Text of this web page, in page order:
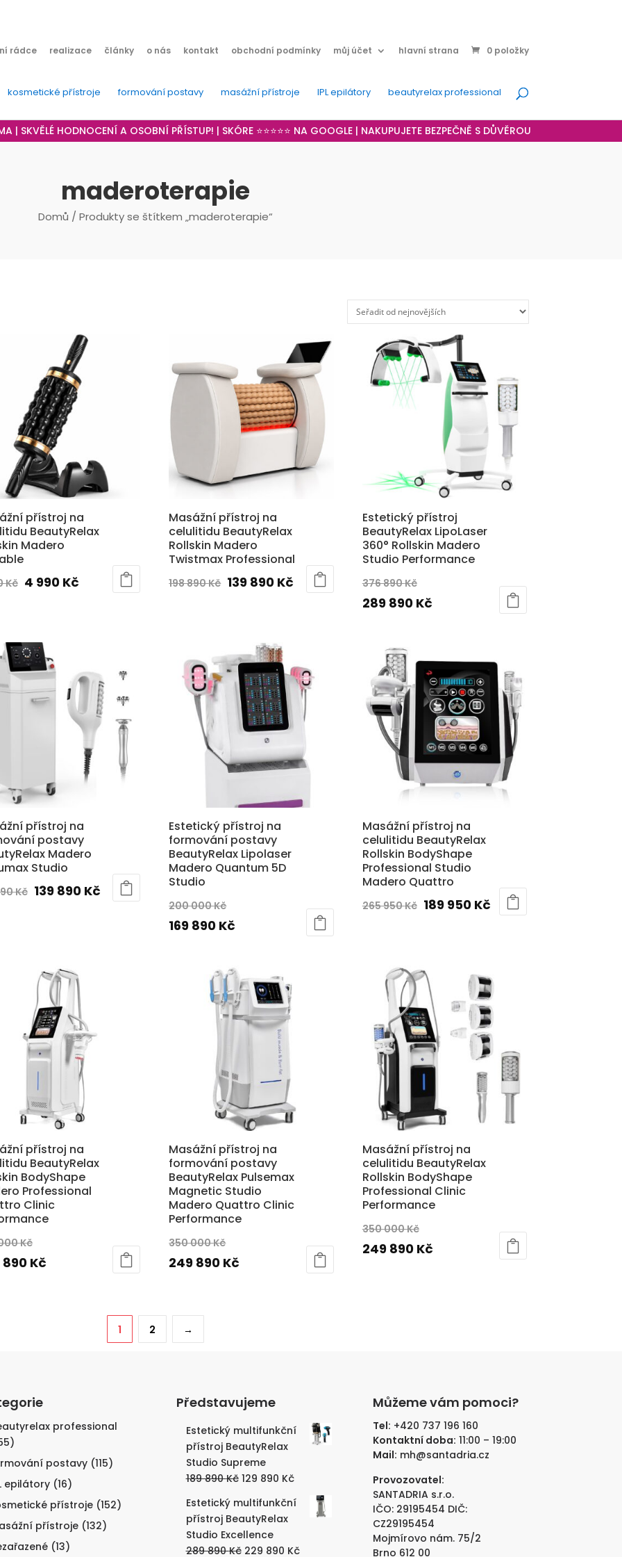
rádce realizace články o nás kontakt obchodní podmínky můj účet hlavní strana 0 položky
kosmetické přístroje formování postavy masážní přístroje IPL epilátory beautyrelax professional
| SKVĚLÉ HODNOCENÍ A OSOBNÍ PŘÍSTUP! | SKÓRE ⭐⭐⭐⭐⭐ NA GOOGLE | NAKUPUJETE BEZPEČNĚ S DŮVĚROU
maderoterapie
Domů / Produkty se štítkem „maderoterapie“
přístroj na
BeautyRelax
Madero
Kč Původní
6
690 Kč.
4 990 KčAktuální
Masážní přístroj na
celulitidu BeautyRelax
Rollskin Madero
Twistmax Professional
198 890Kč Původní
890 Kč.
139 890 Kč Aktuální
890 Kč.
Estetický přístroj
BeautyRelax LipoLaser
360° Rollskin Madero
Studio Performance
376 890Kč
cena
890 Kč.
289 890 KčAktuální
289
890 Kč.
přístroj na
postavy
Madero
Studio
Kč Původní
890 Kč.
139 890 KčAktuální
Estetický přístroj na
formování postavy
BeautyRelax Lipolaser
Madero Quantum 5D
Studio
200 000Kč
cena
200
000 Kč.
169 890 Kč
je:
169
890 Kč.
Masážní přístroj na
celulitidu BeautyRelax
Rollskin BodyShape
Professional Studio
Madero Quattro
265 950Kč Původní
265
950 Kč.
189 950 KčAktuální
950 Kč.
přístroj na
BeautyRelax
BodyShape
Professional
Clinic
Kč
cena
890KčAktuální
Masážní přístroj na
formování postavy
BeautyRelax Pulsemax
Magnetic Studio
Madero Quattro Clinic
Performance
350 000Kč
cena
249 890 Kč
Masážní přístroj na
celulitidu BeautyRelax
Rollskin BodyShape
Professional Clinic
Performance
350 000Kč
cena
249 890 KčAktuální
1 2 →
professional
postavy (115)
epilátory (16)
přístroje (152)
přístroje (132)
(13)
Představujeme
Estetický multifunkční
přístroj BeautyRelax
Studio Supreme
189 890Kč Původní
byla:
189
890 Kč.
129 890 KčAktuální
cena
je:
Estetický multifunkční
přístroj BeautyRelax
Studio Excellence
289 890Kč Původní
229 890 KčAktuální
Můžeme vám pomoci?
Tel: +420 737 196 160
Kontaktní doba: 11:00 – 19:00
Mail: mh@santadria.cz
Provozovatel:
SANTADRIA s.r.o.
IČO: 29195454 DIČ:
CZ29195454
Mojmírovo nám. 75/2
Brno 612 00